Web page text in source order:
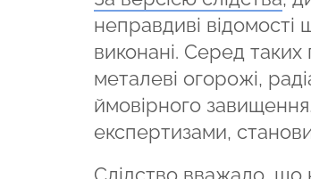
неправдиві відомості
виконані. Серед
металеві огорожі,
ймовірного
експертизами,
Слідство вважало, що